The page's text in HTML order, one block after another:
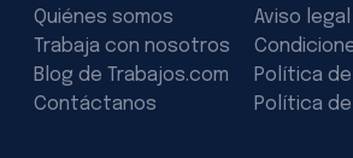
Quiénes somos
Trabaja con nosotros
Blog de Trabajos.com
Contáctanos
Aviso legal
Política
Política